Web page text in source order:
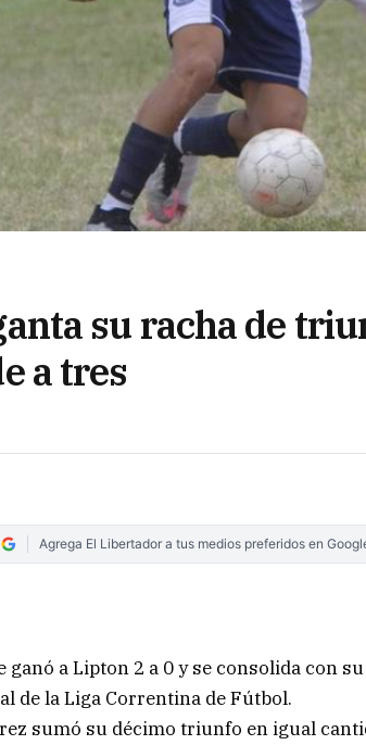
su racha de
a tres
Agrega El Libertador a tus medios preferidos en
a Lipton 2 a 0 y se consolida con
de la Liga Correntina de Fútbol.
sumó su décimo triunfo en igual